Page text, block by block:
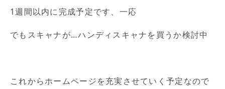
1週間以内に完成予定です、一応
でもスキャナが…ハンディスキャナを買うか検討中
これからホームページを充実させていく予定なので